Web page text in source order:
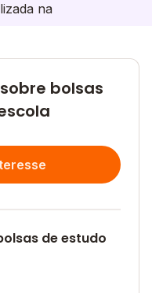
na
bolsas
de estudo